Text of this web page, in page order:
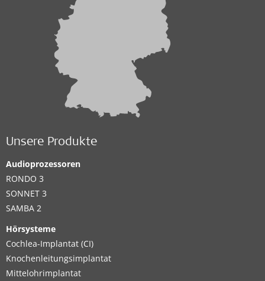
Unsere Produkte
Audioprozessoren
RONDO 3
SONNET 3
SAMBA 2
Hörsysteme
Cochlea-Implantat (CI)
Knochenleitungsimplantat
Mittelohrimplantat